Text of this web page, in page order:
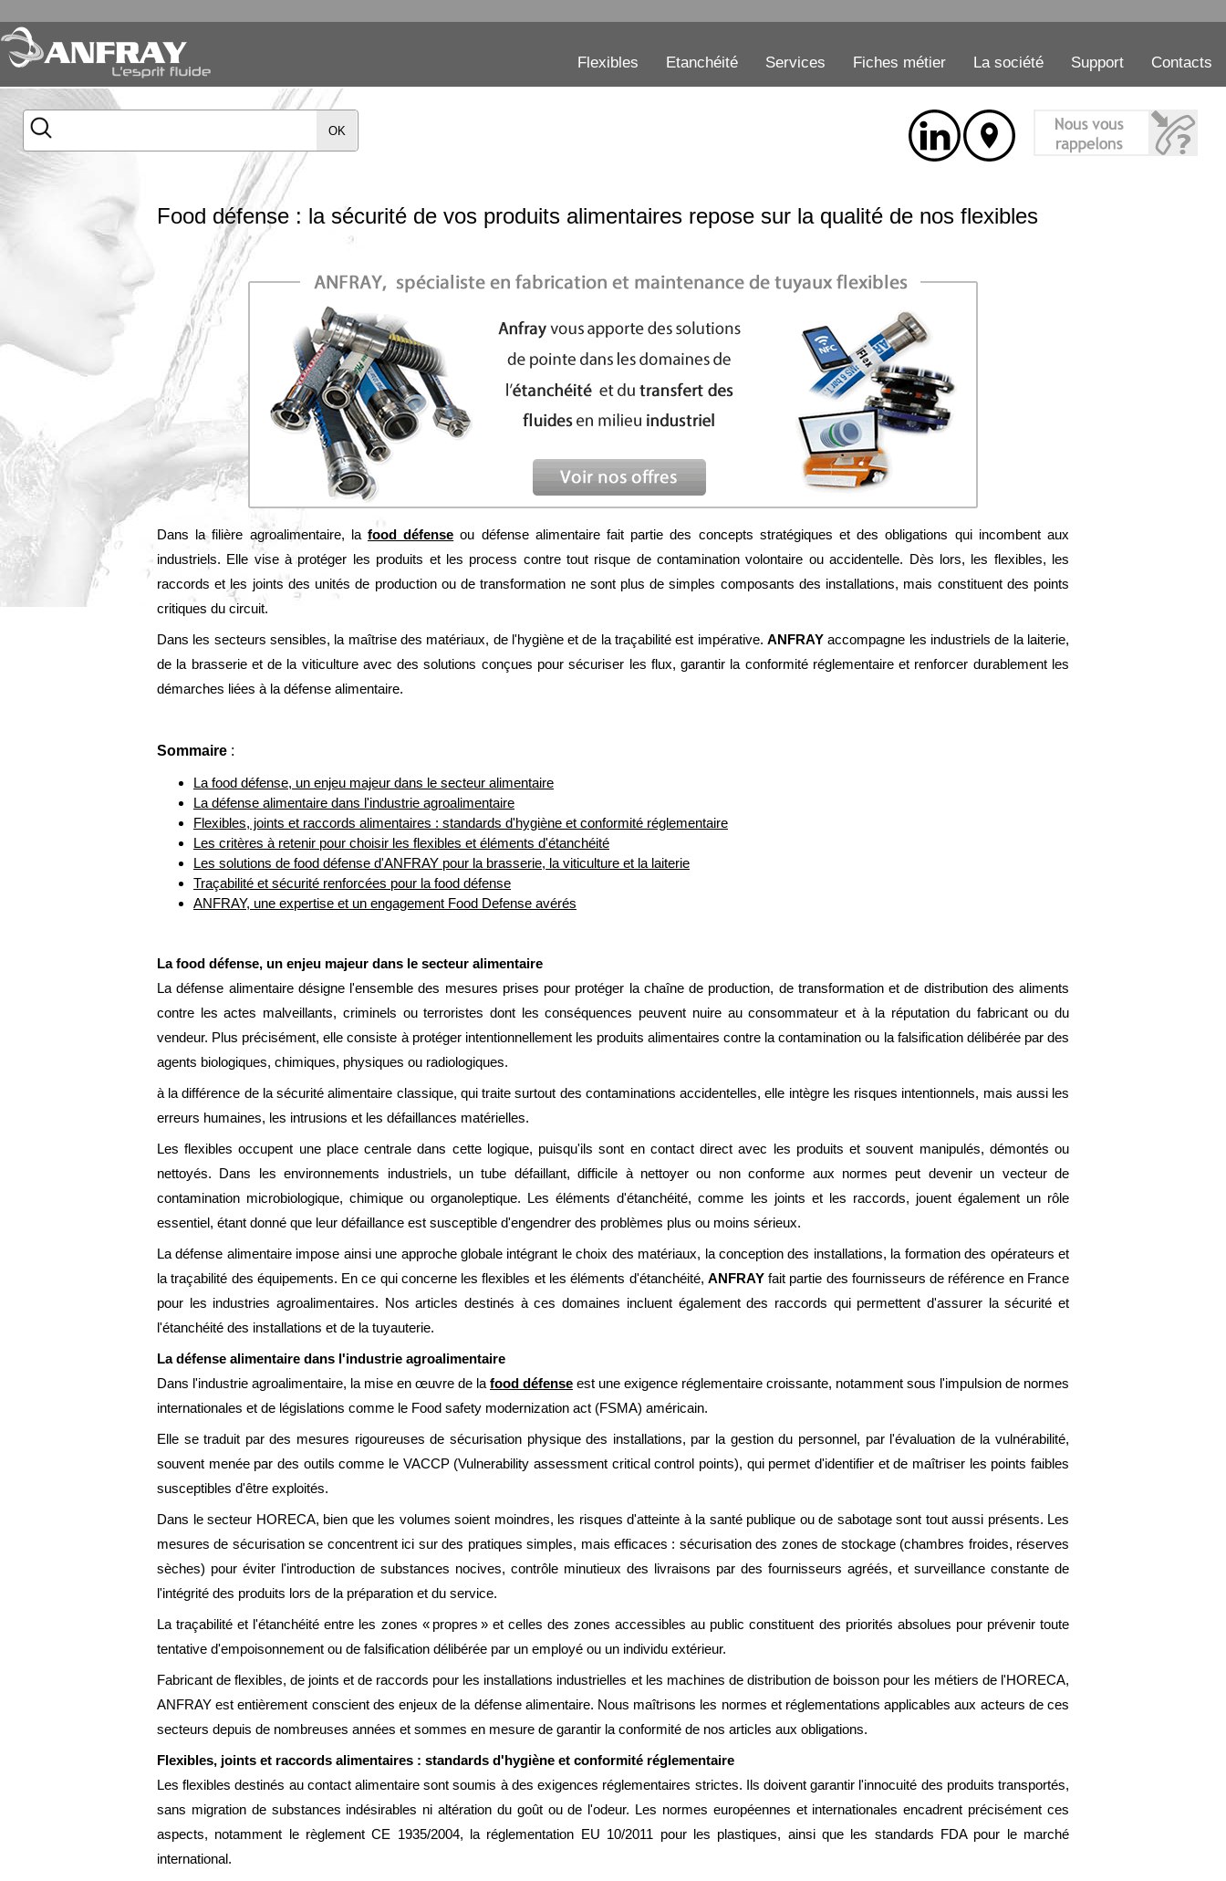
Flexibles Etanchéité Services Fiches métier La société Support Contacts
OK
Food défense : la sécurité de vos produits alimentaires repose sur la qualité de nos flexibles
Dans la filière agroalimentaire, la food défense ou défense alimentaire fait partie des concepts stratégiques et des obligations qui incombent aux
industriels. Elle vise à protéger les produits et les process contre tout risque de contamination volontaire ou accidentelle. Dès lors, les flexibles, les
raccords et les joints des unités de production ou de transformation ne sont plus de simples composants des installations, mais constituent des points
critiques du circuit.
Dans les secteurs sensibles, la maîtrise des matériaux, de l'hygiène et de la traçabilité est impérative.ANFRAY accompagne les industriels de la laiterie,
de la brasserie et de la viticulture avec des solutions conçues pour sécuriser les flux, garantir la conformité réglementaire et renforcer durablement les
démarches liées à la défense alimentaire.
Sommaire :
La food défense, un enjeu majeur dans le secteur alimentaire
La défense alimentaire dans l'industrie agroalimentaire
Flexibles, joints et raccords alimentaires : standards d'hygiène et conformité réglementaire
Les critères à retenir pour choisir les flexibles et éléments d'étanchéité
Les solutions de food défense d'ANFRAY pour la brasserie, la viticulture et la laiterie
Traçabilité et sécurité renforcées pour la food défense
ANFRAY, une expertise et un engagement Food Defense avérés
La food défense, un enjeu majeur dans le secteur alimentaire
La défense alimentaire désigne l'ensemble des mesures prises pour protéger la chaîne de production, de transformation et de distribution des aliments
contre les actes malveillants, criminels ou terroristes dont les conséquences peuvent nuire au consommateur et à la réputation du fabricant ou du
vendeur. Plus précisément, elle consiste à protéger intentionnellement les produits alimentaires contre la contamination ou la falsification délibérée par des
agents biologiques, chimiques, physiques ou radiologiques.
à la différence de la sécurité alimentaire classique, qui traite surtout des contaminations accidentelles, elle intègre les risques intentionnels, mais aussi les
erreurs humaines, les intrusions et les défaillances matérielles.
Les flexibles occupent une place centrale dans cette logique, puisqu'ils sont en contact direct avec les produits et souvent manipulés, démontés ou
nettoyés. Dans les environnements industriels, un tube défaillant, difficile à nettoyer ou non conforme aux normes peut devenir un vecteur de
contamination microbiologique, chimique ou organoleptique. Les éléments d'étanchéité, comme les joints et les raccords, jouent également un rôle
essentiel, étant donné que leur défaillance est susceptible d'engendrer des problèmes plus ou moins sérieux.
La défense alimentaire impose ainsi une approche globale intégrant le choix des matériaux, la conception des installations, la formation des opérateurs et
la traçabilité des équipements. En ce qui concerne les flexibles et les éléments d'étanchéité, ANFRAYfait partie des fournisseurs de référence en France
pour les industries agroalimentaires. Nos articles destinés à ces domaines incluent également des raccords qui permettent d'assurer la sécurité et
l'étanchéité des installations et de la tuyauterie.
La défense alimentaire dans l'industrie agroalimentaire
Dans l'industrie agroalimentaire, la mise en œuvre de la food défense est une exigence réglementaire croissante, notamment sous l'impulsion de normes
internationales et de législations comme le Food safety modernization act (FSMA) américain.
Elle se traduit par des mesures rigoureuses de sécurisation physique des installations, par la gestion du personnel, par l'évaluation de la vulnérabilité,
souvent menée par des outils comme le VACCP (Vulnerability assessment critical control points), qui permet d'identifier et de maîtriser les points faibles
susceptibles d'être exploités.
Dans le secteur HORECA, bien que les volumes soient moindres, les risques d'atteinte à la santé publique ou de sabotage sont tout aussi présents. Les
mesures de sécurisation se concentrent ici sur des pratiques simples, mais efficaces : sécurisation des zones de stockage (chambres froides, réserves
sèches) pour éviter l'introduction de substances nocives, contrôle minutieux des livraisons par des fournisseurs agréés, et surveillance constante de
l'intégrité des produits lors de la préparation et du service.
La traçabilité et l'étanchéité entre les zones « propres » et celles des zones accessibles au public constituent des priorités absolues pour prévenir toute
tentative d'empoisonnement ou de falsification délibérée par un employé ou un individu extérieur.
Fabricant de flexibles, de joints et de raccords pour les installations industrielles et les machines de distribution de boisson pour les métiers de l'HORECA,
ANFRAY est entièrement conscient des enjeux de la défense alimentaire. Nous maîtrisons les normes et réglementations applicables aux acteurs de ces
secteurs depuis de nombreuses années et sommes en mesure de garantir la conformité de nos articles aux obligations.
Flexibles, joints et raccords alimentaires : standards d'hygiène et conformité réglementaire
Les flexibles destinés au contact alimentaire sont soumis à des exigences réglementaires strictes. Ils doivent garantir l'innocuité des produits transportés,
sans migration de substances indésirables ni altération du goût ou de l'odeur. Les normes européennes et internationales encadrent précisément ces
aspects, notamment le règlement CE 1935/2004, la réglementation EU 10/2011 pour les plastiques, ainsi que les standards FDA pour le marché
international.